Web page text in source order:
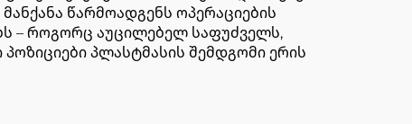
წარმოადგენს ოპერაციების
– როგორც აუცილებელ საფუძველს,
პლასტმასის შემდგომი ერის